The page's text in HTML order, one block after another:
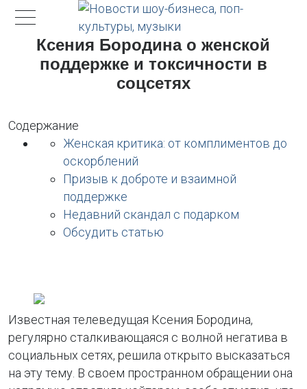
Ксения Бородина о женской
поддержке и токсичности в
соцсетях
Содержание
Женская критика: от комплиментов до
оскорблений
Призыв к доброте и взаимной
поддержке
Недавний скандал с подарком
Обсудить статью
Известная телеведущая Ксения Бородина,
регулярно сталкивающаяся с волной негатива в
социальных сетях, решила открыто высказаться
на эту тему. В своем пространном обращении она